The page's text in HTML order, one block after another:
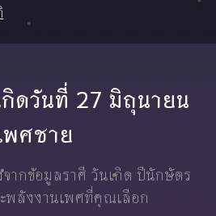
กิดวันที่ 27 มิถุนายน
พศชาย
ากข้อมูลราศี วันเกิด ปีนักษัตร
พลังงานเพศที่คุณเลือก